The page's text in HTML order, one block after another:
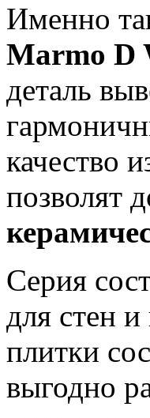
Именно
Marmo D
деталь
качество
позволят
Серия
для стен
плитки
выгодно